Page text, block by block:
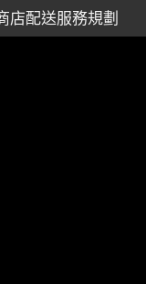
店配送服務規劃